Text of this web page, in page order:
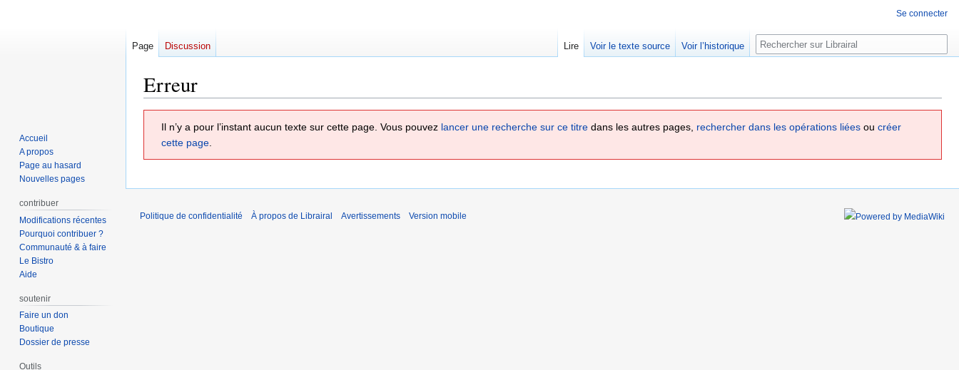
Erreur
Il n’y a pour l’instant aucun texte sur cette page. Vous pouvez lancer une recherche sur ce titre dans les autres pages, rechercher dans les opérations liées ou créer
cette page.
Se connecter
Page Discussion Lire Voir le texte source Voir l’historique Rechercher
Accueil
A propos
Page au hasard
Nouvelles pages
contribuer
Modifications récentes
Pourquoi contribuer ?
Communauté & à faire
Le Bistro
Aide
soutenir
Faire un don
Boutique
Dossier de presse
Outils
Politique de confidentialité À propos de Librairal Avertissements Version mobile